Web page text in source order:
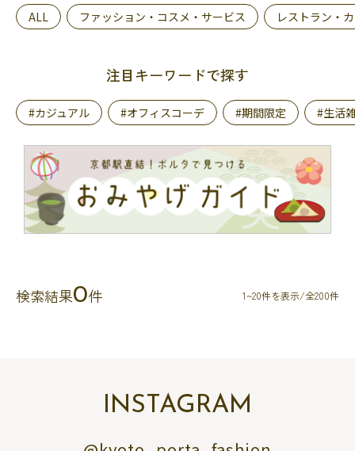
ALL ファッション・コスメ・サービス レストラン・
注目キーワードで探す
#カジュアル #オフィスコーデ #期間限定 #生活
検索結果0件 1~20件を表示/全200件
INSTAGRAM